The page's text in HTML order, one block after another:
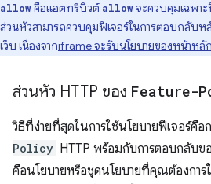
allowคือแอตทริบิวต์ allowจะควบคุมเฉพา
ส่วนหัวสามารถควบคุมฟีเจอร์ในการตอบกลับห
เว็บ เนื่องจากiframe จะรับนโยบายของหน้าหลัก
ส่วนหัว HTTP ของ Feature-
วิธีที่ง่ายที่สุดในการใช้นโยบายฟีเจอร์คือ
Policy HTTP พร้อมกับการตอบกลับข
คือนโยบายหรือชุดนโยบายที่คุณต้องการ